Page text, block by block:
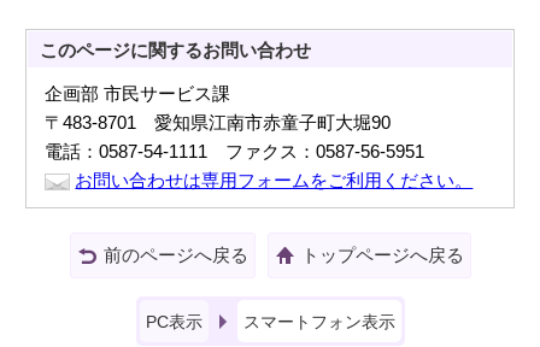
このページに関するお問い合わせ
企画部 市民サービス課
〒483-8701 愛知県江南市赤童子町大堀90
電話：0587-54-1111 ファクス：0587-56-5951
お問い合わせは専用フォームをご利用ください。
前のページへ戻る トップページへ戻る
PC表示 スマートフォン表示